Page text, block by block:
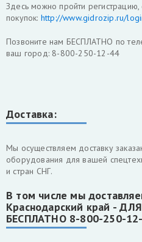
Здесь можно пройти
покупок: http://www.gidrozip.ru/
Позвоните нам БЕСПЛАТНО по
ваш город: 8-800-250-12-44
Доставка:
Мы осуществляем доставку
оборудования для вашей
и стран СНГ.
В том числе мы
Краснодарский край -
БЕСПЛАТНО 8-800-250-